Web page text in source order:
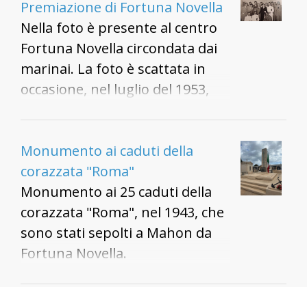
ingredienti, l'invenzione del
Pasticcio alla Carlofortina e altri
piatti. Si parla anche dei tabù
infranti da alcuni piatti creati
dagli anni '70 a oggi.
Premiazione di Fortuna Novella
Nella foto è presente al centro
Fortuna Novella circondata dai
marinai. La foto è scattata in
occasione, nel luglio del 1953,
Luigi Einaudi della "Stella della
solidarietà di prima classe" a
Fortuna Novella.
Monumento ai caduti della
corazzata "Roma"
Monumento ai 25 caduti della
corazzata "Roma", nel 1943, che
sono stati sepolti a Mahon da
Fortuna Novella.